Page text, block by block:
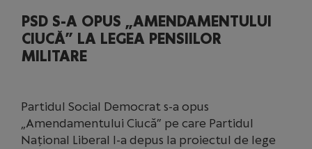
PSD S-A OPUS „AMENDAMENTULUI
CIUCĂ” LA LEGEA PENSIILOR
MILITARE
Partidul Social Democrat s-a opus
„Amendamentului Ciucă” pe care Partidul
Național Liberal l-a depus la proiectul de lege